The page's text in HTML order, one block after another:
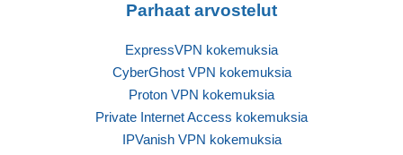
Parhaat arvostelut
ExpressVPN kokemuksia
CyberGhost VPN kokemuksia
Proton VPN kokemuksia
Private Internet Access kokemuksia
IPVanish VPN kokemuksia